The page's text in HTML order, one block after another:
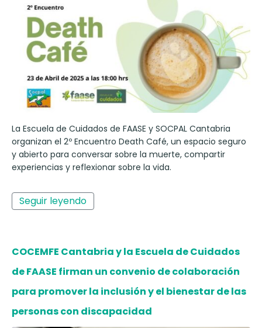
La Escuela de Cuidados de FAASE y SOCPAL Cantabria
organizan el 2º Encuentro Death Café, un espacio seguro
y abierto para conversar sobre la muerte, compartir
experiencias y reflexionar sobre la vida.
Seguir leyendo
COCEMFE Cantabria y la Escuela de Cuidados
de FAASE firman un convenio de colaboración
para promover la inclusión y el bienestar de las
personas con discapacidad